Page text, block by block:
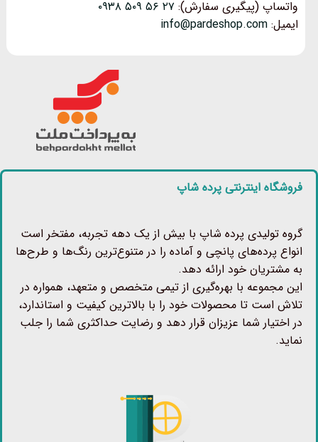
واتساپ (پیگیری سفارش): ۲۷ ۵۶ ۵۰۹ ۰۹۳۸
ایمیل: info@pardeshop.com
فروشگاه اینترنتی پرده شاپ
گروه تولیدی پرده شاپ با بیش از یک دهه تجربه، مفتخر است
انواع پرده‌های پانچی و آماده را در متنوع‌ترین رنگ‌ها و طرح‌ها
به مشتریان خود ارائه دهد.
این مجموعه با بهره‌گیری از تیمی متخصص و متعهد، همواره در
تلاش است تا محصولات خود را با بالاترین کیفیت و استاندارد،
در اختیار شما عزیزان قرار دهد و رضایت حداکثری شما را جلب
نماید.